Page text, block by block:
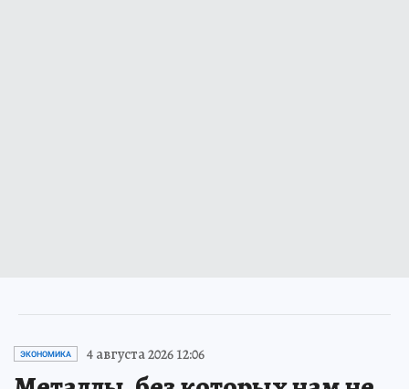
ЭКОНОМИКА 4 августа 2026 12:06